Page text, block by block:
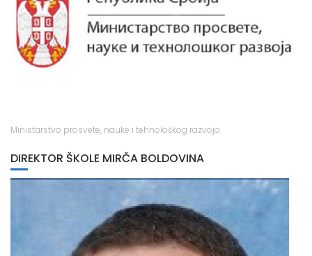
Ministarstvo prosvete, nauke i tehnološkog razvoja
DIREKTOR ŠKOLE MIRČA BOLDOVINA